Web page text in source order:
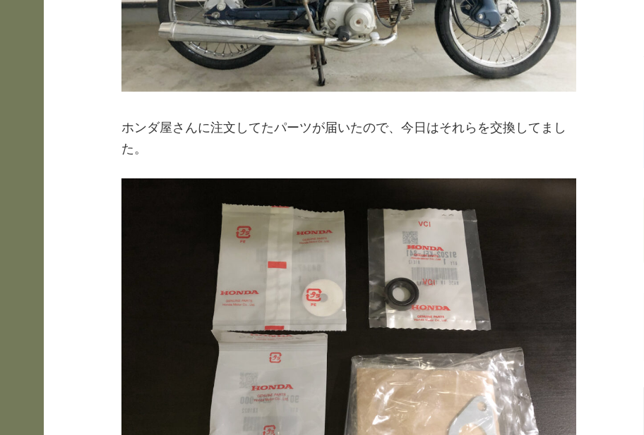
ホンダ屋さんに注文してたパーツが届いたので、今日はそれらを交換してまし
た。